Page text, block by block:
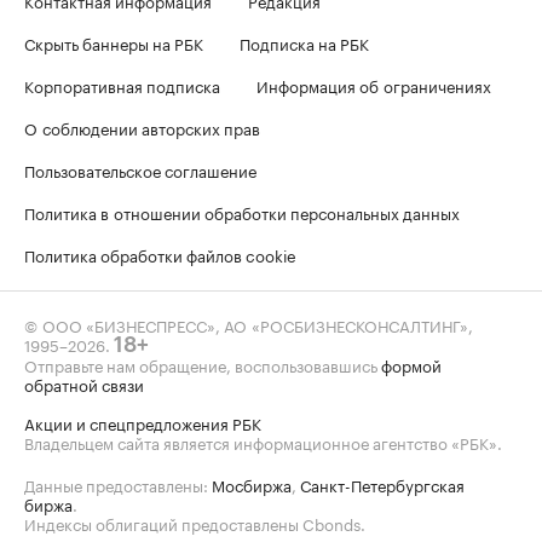
Скрыть баннеры на РБК
Подписка на РБК
Корпоративная подписка
Информация об ограничениях
О соблюдении авторских прав
Пользовательское соглашение
Политика в отношении обработки персональных данных
Политика обработки файлов cookie
© ООО «БИЗНЕСПРЕСС», АО «РОСБИЗНЕСКОНСАЛТИНГ»,
1995–2026 18+
Отправьте нам обращение, воспользовавшисьформой
обратной связи
Акции и спецпредложения РБК
Владельцем сайта является информационное агентство «РБК».
Данные предоставлены: Мосбиржа Санкт-Петербургская
биржа
Индексы облигаций предоставлены Cbonds.